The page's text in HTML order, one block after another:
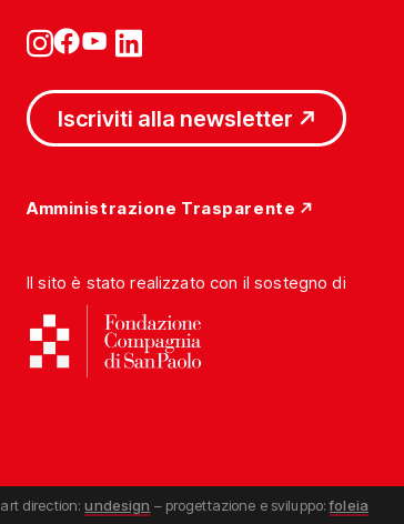
Iscriviti alla newsletter
Amministrazione Trasparente
Il sito è stato realizzato con il sostegno di
art direction:undesign – progettazione e sviluppo:foleia